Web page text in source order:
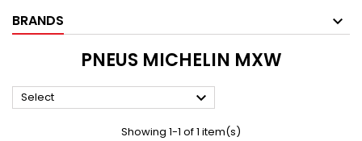
BRANDS
PNEUS MICHELIN MXW
Select 
Showing 1-1 of 1 item(s)